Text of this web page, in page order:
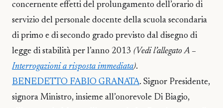
concernente effetti del prolungamento dell’orario di
servizio del personale docente della scuola secondaria
di primo e di secondo grado previsto dal disegno di
legge di stabilità per l’anno 2013 (Vedi l’allegato A –
Interrogazioni a risposta immediata).
BENEDETTO FABIO GRANATA. Signor Presidente,
signora Ministro, insieme all’onorevole Di Biagio,